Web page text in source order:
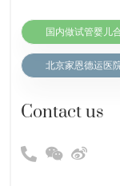
国内做试管婴儿
北京家恩德运医
Contact us